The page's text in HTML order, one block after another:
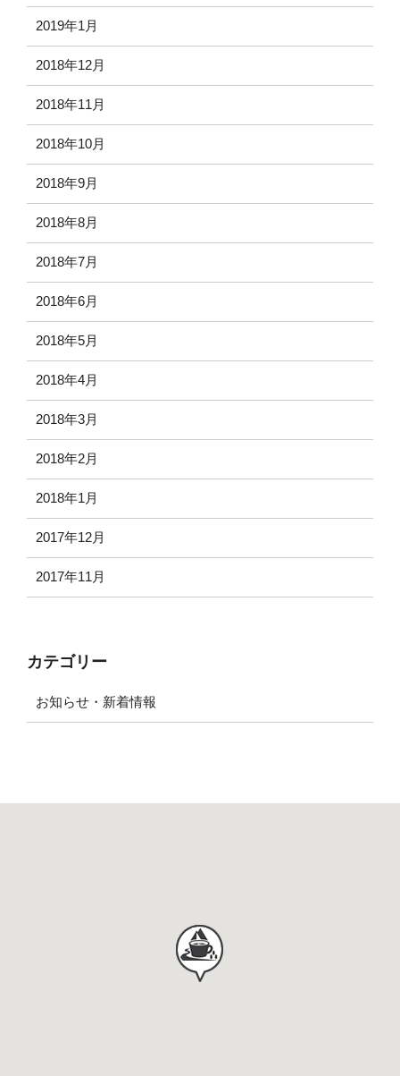
2019年1月
2018年12月
2018年11月
2018年10月
2018年9月
2018年8月
2018年7月
2018年6月
2018年5月
2018年4月
2018年3月
2018年2月
2018年1月
2017年12月
2017年11月
カテゴリー
お知らせ・新着情報